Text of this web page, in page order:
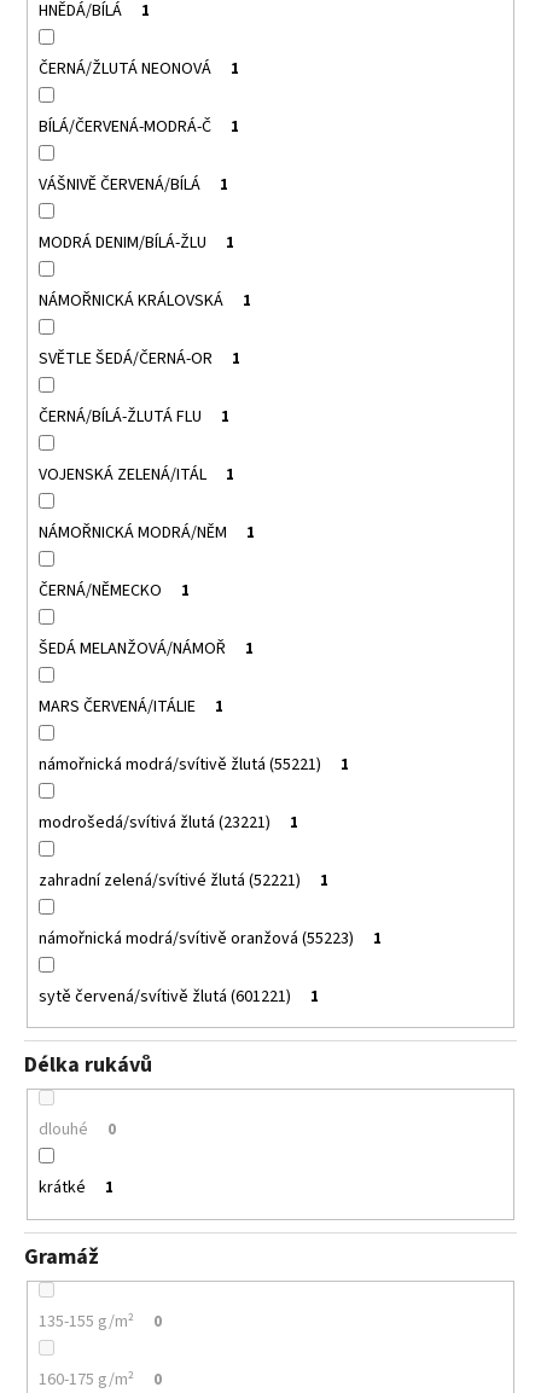
HNĚDÁ/BÍLÁ 1
ČERNÁ/ŽLUTÁ NEONOVÁ 1
BÍLÁ/ČERVENÁ-MODRÁ-Č 1
VÁŠNIVĚ ČERVENÁ/BÍLÁ 1
MODRÁ DENIM/BÍLÁ-ŽLU 1
NÁMOŘNICKÁ KRÁLOVSKÁ 1
SVĚTLE ŠEDÁ/ČERNÁ-OR 1
ČERNÁ/BÍLÁ-ŽLUTÁ FLU 1
VOJENSKÁ ZELENÁ/ITÁL 1
NÁMOŘNICKÁ MODRÁ/NĚM 1
ČERNÁ/NĚMECKO 1
ŠEDÁ MELANŽOVÁ/NÁMOŘ 1
MARS ČERVENÁ/ITÁLIE 1
námořnická modrá/svítivě žlutá (55221) 1
modrošedá/svítivá žlutá (23221) 1
zahradní zelená/svítivé žlutá (52221) 1
námořnická modrá/svítivě oranžová (55223) 1
sytě červená/svítivě žlutá (601221) 1
Délka rukávů
dlouhé 0
krátké 1
Gramáž
135-155 g/m² 0
160-175 g/m² 0